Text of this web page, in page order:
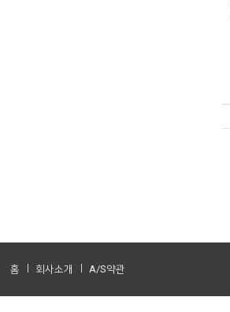
홈 회사소개 A/S약관